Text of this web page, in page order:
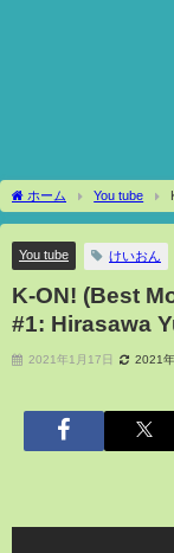
ホーム You tube
Hirasawa Yui's New Life
You tube けいおん
K-ON! (Best
#1: Hirasawa
2021年1月17日 2021